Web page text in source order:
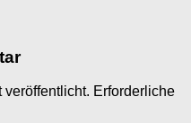
veröffentlicht. Erforderliche